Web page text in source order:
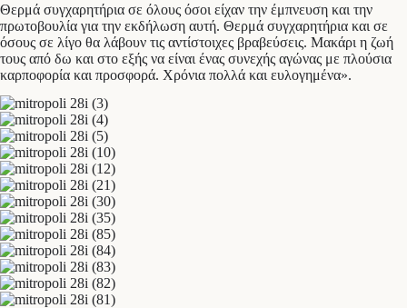
Θερμά συγχαρητήρια σε όλους όσοι είχαν την έμπνευση και την
πρωτοβουλία για την εκδήλωση αυτή. Θερμά συγχαρητήρια και σε
όσους σε λίγο θα λάβουν τις αντίστοιχες βραβεύσεις. Μακάρι η ζωή
τους από δω και στο εξής να είναι ένας συνεχής αγώνας με πλούσια
καρποφορία και προσφορά. Χρόνια πολλά και ευλογημένα».